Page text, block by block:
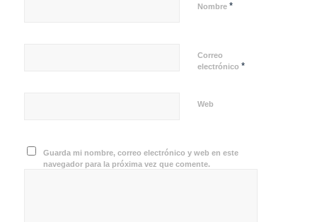
Nombre *
Correo
electrónico *
Web
Guarda mi nombre, correo electrónico y web en este
navegador para la próxima vez que comente.